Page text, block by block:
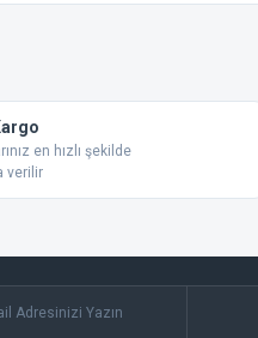
en hızlı şekilde
verilir